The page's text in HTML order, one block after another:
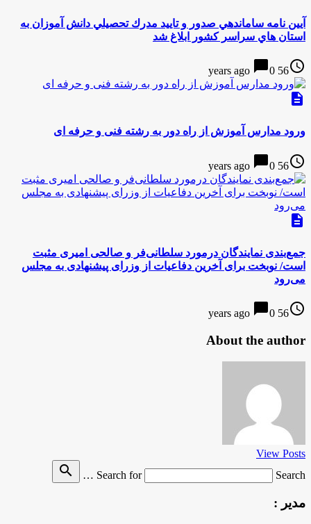
آيين نامه ساماندهي صدور و تاييد مدرك تحصيلي دانش آموزان به
استان هاي سراسر كشور ابلاغ شد
access_time
56 years ago
chat_bubble0
description
ورود مدارس آموزش از راه دور به رشته فنی و حرفه ای
access_time
56 years ago
chat_bubble0
description
جمع‌بندی نمایندگان درمورد سلطانی‌فر و صالحی امیری مثبت
است/ نوبخت برای آخرین دفاعیات از وزرای پیشنهادی به مجلس
می‌رود
access_time
56 years ago
chat_bubble0
About the author
View Posts
Search for
Search …
search
مدیر :